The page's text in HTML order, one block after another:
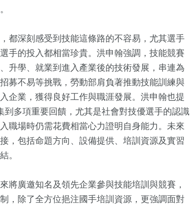
都深刻感受到技能這條路的不容易，尤其選手
手的投入都相當珍貴。洪申翰強調，技能競賽
升學、就業到進入產業後的技術發展，串連為
募不易等挑戰，勞動部肩負著推動技能訓練與
企業，獲得良好工作與職涯發展。洪申翰也提
多項重要回饋，尤其是社會對技優選手的認識
職場時仍需花費相當心力證明自身能力。未來
，包括命題方向、設備提供、培訓資源及實習
。
將廣邀知名及領先企業參與技能培訓與競賽，
，除了全方位挹注國手培訓資源，更強調面對